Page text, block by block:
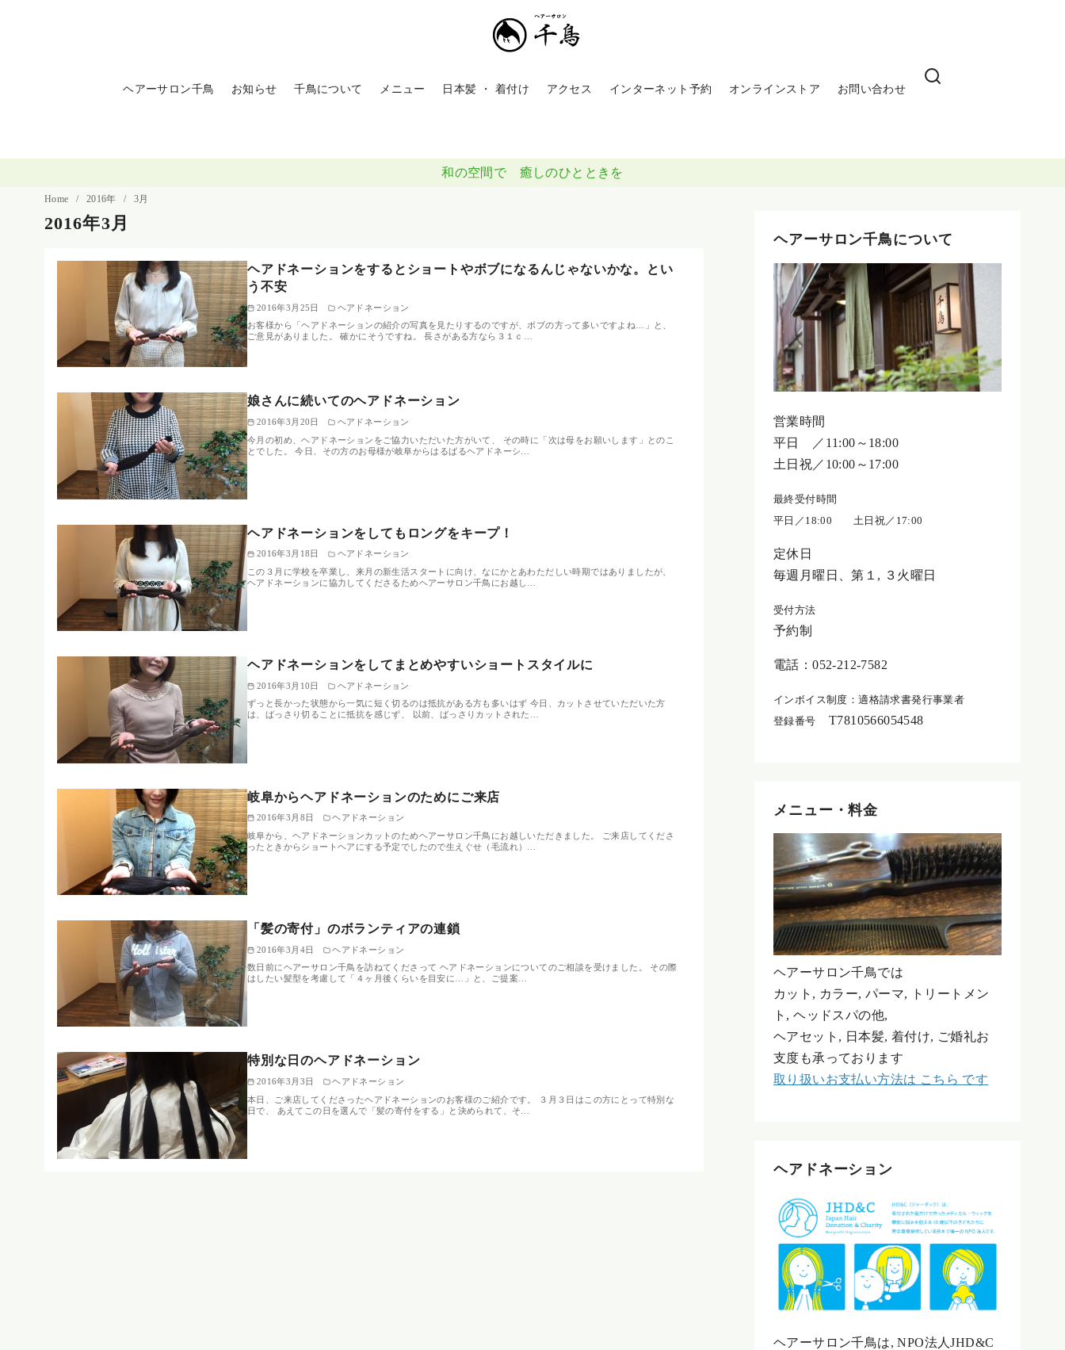
動
ヘアーサロン千鳥 お知らせ 千鳥について メニュー 日本髪 ・ 着付け アクセス インターネット予約 オンラインストア お問い合わせ
和の空間で 癒しのひとときを
Home 2016年 3月
2016年3月
ヘアドネーションをするとショートやボブになるんじゃないかな。とい
う不安
2016年3月25日
ヘアドネーション
お客様から「ヘアドネーションの紹介の写真を見たりするのですが、ボブの方って多いですよね…」と、
ご意見がありました。 確かにそうですね。 長さがある方なら３１ｃ…
娘さんに続いてのヘアドネーション
2016年3月20日
ヘアドネーション
今月の初め、ヘアドネーションをご協力いただいた方がいて、 その時に「次は母をお願いします」とのこ
とでした。 今日、その方のお母様が岐阜からはるばるヘアドネーシ…
ヘアドネーションをしてもロングをキープ！
2016年3月18日
ヘアドネーション
この３月に学校を卒業し、来月の新生活スタートに向け、なにかとあわただしい時期ではありましたが、
ヘアドネーションに協力してくださるためヘアーサロン千鳥にお越し…
ヘアドネーションをしてまとめやすいショートスタイルに
2016年3月10日
ヘアドネーション
ずっと長かった状態から一気に短く切るのは抵抗がある方も多いはず 今日、カットさせていただいた方
は、ばっさり切ることに抵抗を感じず、 以前、ばっさりカットされた…
岐阜からヘアドネーションのためにご来店
2016年3月8日
ヘアドネーション
岐阜から、ヘアドネーションカットのためヘアーサロン千鳥にお越しいただきました。 ご来店してくださ
ったときからショートヘアにする予定でしたので生えぐせ（毛流れ）…
「髪の寄付」のボランティアの連鎖
2016年3月4日
ヘアドネーション
数日前にヘアーサロン千鳥を訪ねてくださって ヘアドネーションについてのご相談を受けました。 その際
はしたい髪型を考慮して「４ヶ月後くらいを目安に…」と、ご提案…
特別な日のヘアドネーション
2016年3月3日
ヘアドネーション
本日、ご来店してくださったヘアドネーションのお客様のご紹介です。 ３月３日はこの方にとって特別な
日で、 あえてこの日を選んで「髪の寄付をする」と決められて、そ…
ヘアーサロン千鳥について
営業時間
平日 ／11:00～18:00
土日祝／10:00～17:00
最終受付時間
平日／18:00 土日祝／17:00
定休日
毎週月曜日、第１, ３火曜日
受付方法
予約制
電話：052-212-7582
インボイス制度：適格請求書発行事業者
登録番号
T7810566054548
メニュー・料金
ヘアーサロン千鳥では
カット, カラー, パーマ, トリートメン
ト, ヘッドスパの他,
ヘアセット, 日本髪, 着付け, ご婚礼お
支度も承っております
取り扱いお支払い方法は こちら です
ヘアドネーション
ヘアーサロン千鳥は, NPO法人JHD&C